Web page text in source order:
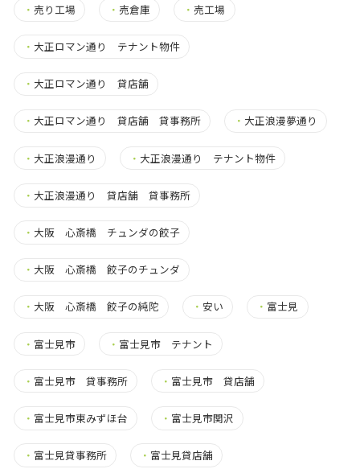
・ 売り工場 ・ 売倉庫 ・ 売工場
・ 大正ロマン通り テナント物件
・ 大正ロマン通り 貸店舗
・ 大正ロマン通り 貸店舗 貸事務所 ・ 大正浪漫夢通り
・ 大正浪漫通り ・ 大正浪漫通り テナント物件
・ 大正浪漫通り 貸店舗 貸事務所
・ 大阪 心斎橋 チュンダの餃子
・ 大阪 心斎橋 餃子のチュンダ
・ 大阪 心斎橋 餃子の純陀 ・安い ・ 富士見
・ 富士見市 ・ 富士見市 テナント
・ 富士見市 貸事務所 ・ 富士見市 貸店舗
・ 富士見市東みずほ台 ・ 富士見市関沢
・ 富士見貸事務所 ・ 富士見貸店舗